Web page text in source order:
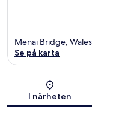
Menai Bridge, Wales
Se på karta
I närheten